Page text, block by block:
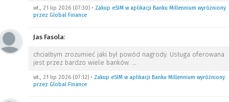
wt., 21 lip 2026 (07:30) • Zakup eSIM w aplikacji Banku Millennium wyróżniony
przez Global Finance
Jas Fasola:
chciałbym zrozumieć jaki był powód nagrody. Usługa oferowana
jest przez bardzo wiele banków. …
wt., 21 lip 2026 (07:12) • Zakup eSIM w aplikacji Banku Millennium wyróżniony
przez Global Finance